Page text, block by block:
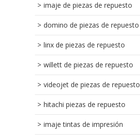
imaje de piezas de repuesto
domino de piezas de repuesto
linx de piezas de repuesto
willett de piezas de repuesto
videojet de piezas de repuesto
hitachi piezas de repuesto
imaje tintas de impresión